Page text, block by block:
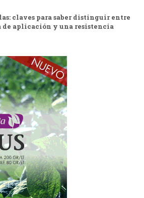
claves para saber distinguir entre
aplicación y una resistencia